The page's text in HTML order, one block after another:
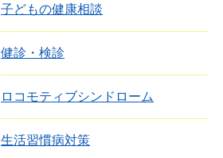
子どもの健康相談
健診・検診
ロコモティブシンドローム
生活習慣病対策